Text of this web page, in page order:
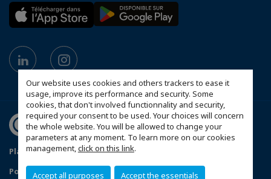
Our website uses cookies and others trackers to ease it
usage, improve its performance and security. Some
cookies, that don't involved functionnality and security,
required your consent to be used. Your choices will concern
the whole website. You will be allowed to change your
parameters at any moment. To learn more on our cookies
management,click on this link.
Accept all purposes Accept the essentials
Plan du site
Mentions légales
Politique de confidentialité